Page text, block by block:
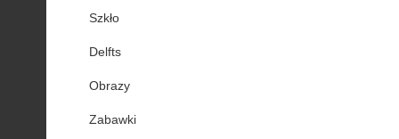
Szkło
Delfts
Obrazy
Zabawki